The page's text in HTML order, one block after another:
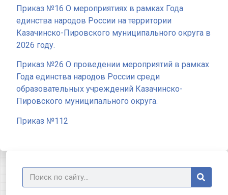
Приказ №16 О мероприятиях в рамках Года
единства народов России на территории
Казачинско-Пировского муниципального округа в
2026 году.
Приказ №26 О проведении мероприятий в рамках
Года единства народов России среди
образовательных учреждений Казачинско-
Пировского муниципального округа.
Приказ №112